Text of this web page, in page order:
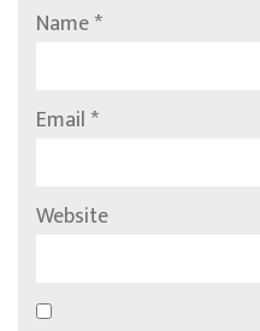
Name*
Email*
Website